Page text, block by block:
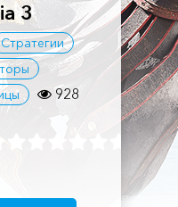
3
Стратегии
928